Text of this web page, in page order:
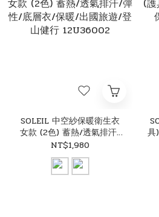
SOLEIL 中空紗保暖衛生衣
女款 (2色) 蓄熱/透氣排汗/
彈性/底層衣/保暖/出國旅
遊/登山健行 12U36002
NT$1,980
具